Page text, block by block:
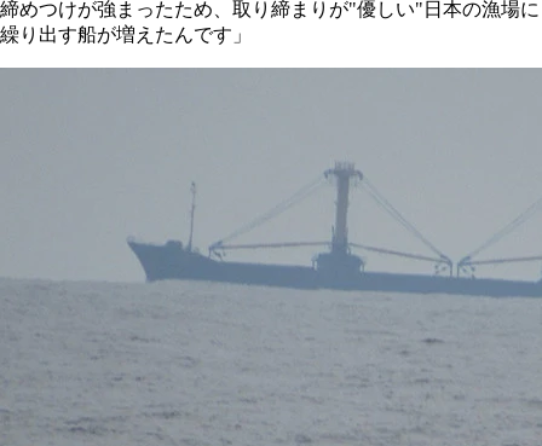
締めつけが強まったため、取り締まりが"優しい"日本の漁場に
繰り出す船が増えたんです」